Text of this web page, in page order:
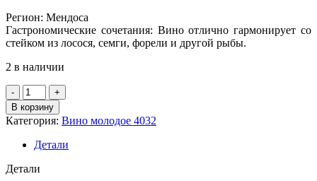
Регион: Мендоса
Гастрономические сочетания: Вино отлично гармонирует со
стейком из лосося, семги, форели и другой рыбы.
2 в наличии
Количество
товара
Вино
бел.п/
сух.
"Стейквайн
Торронтес
В корзину
Категория: Вино молодое 4032
Детали
Детали